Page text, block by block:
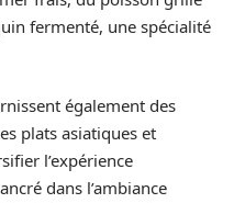
fermenté, une spécialité
également des
plats asiatiques et
l’expérience
dans l’ambiance